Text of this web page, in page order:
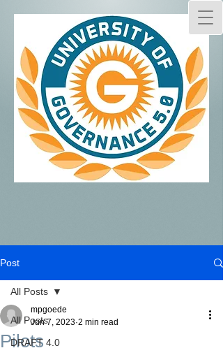
Post
All Posts
DRAFT 4.0
All Posts
Pilots
mpgoede
Jun 7, 2023 2 min read